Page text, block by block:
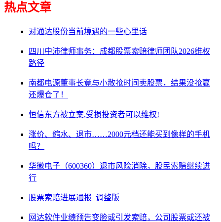
热点文章
对通达股份当前境遇的一些心里话
四川中沛律师事务：成都股票索赔律师团队2026维权
路径
南都电源董事长竟与小散抢时间卖股票，结果没抢赢
还爆仓了！
恒信东方被立案,受损投资者可以维权!
涨价、缩水、退市……2000元档还能买到像样的手机
吗？
华微电子（600360）退市风险消除，股民索赔继续进
行
股票索赔进展通报_调整版
网达软件业绩预告变脸或引发索赔，公司股票或还被